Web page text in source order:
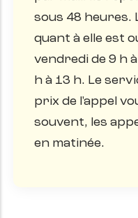
sous 48 heures.
quant à elle est
vendredi de 9 h
h à 13 h. Le
prix de l'appel
souvent, les
en matinée.